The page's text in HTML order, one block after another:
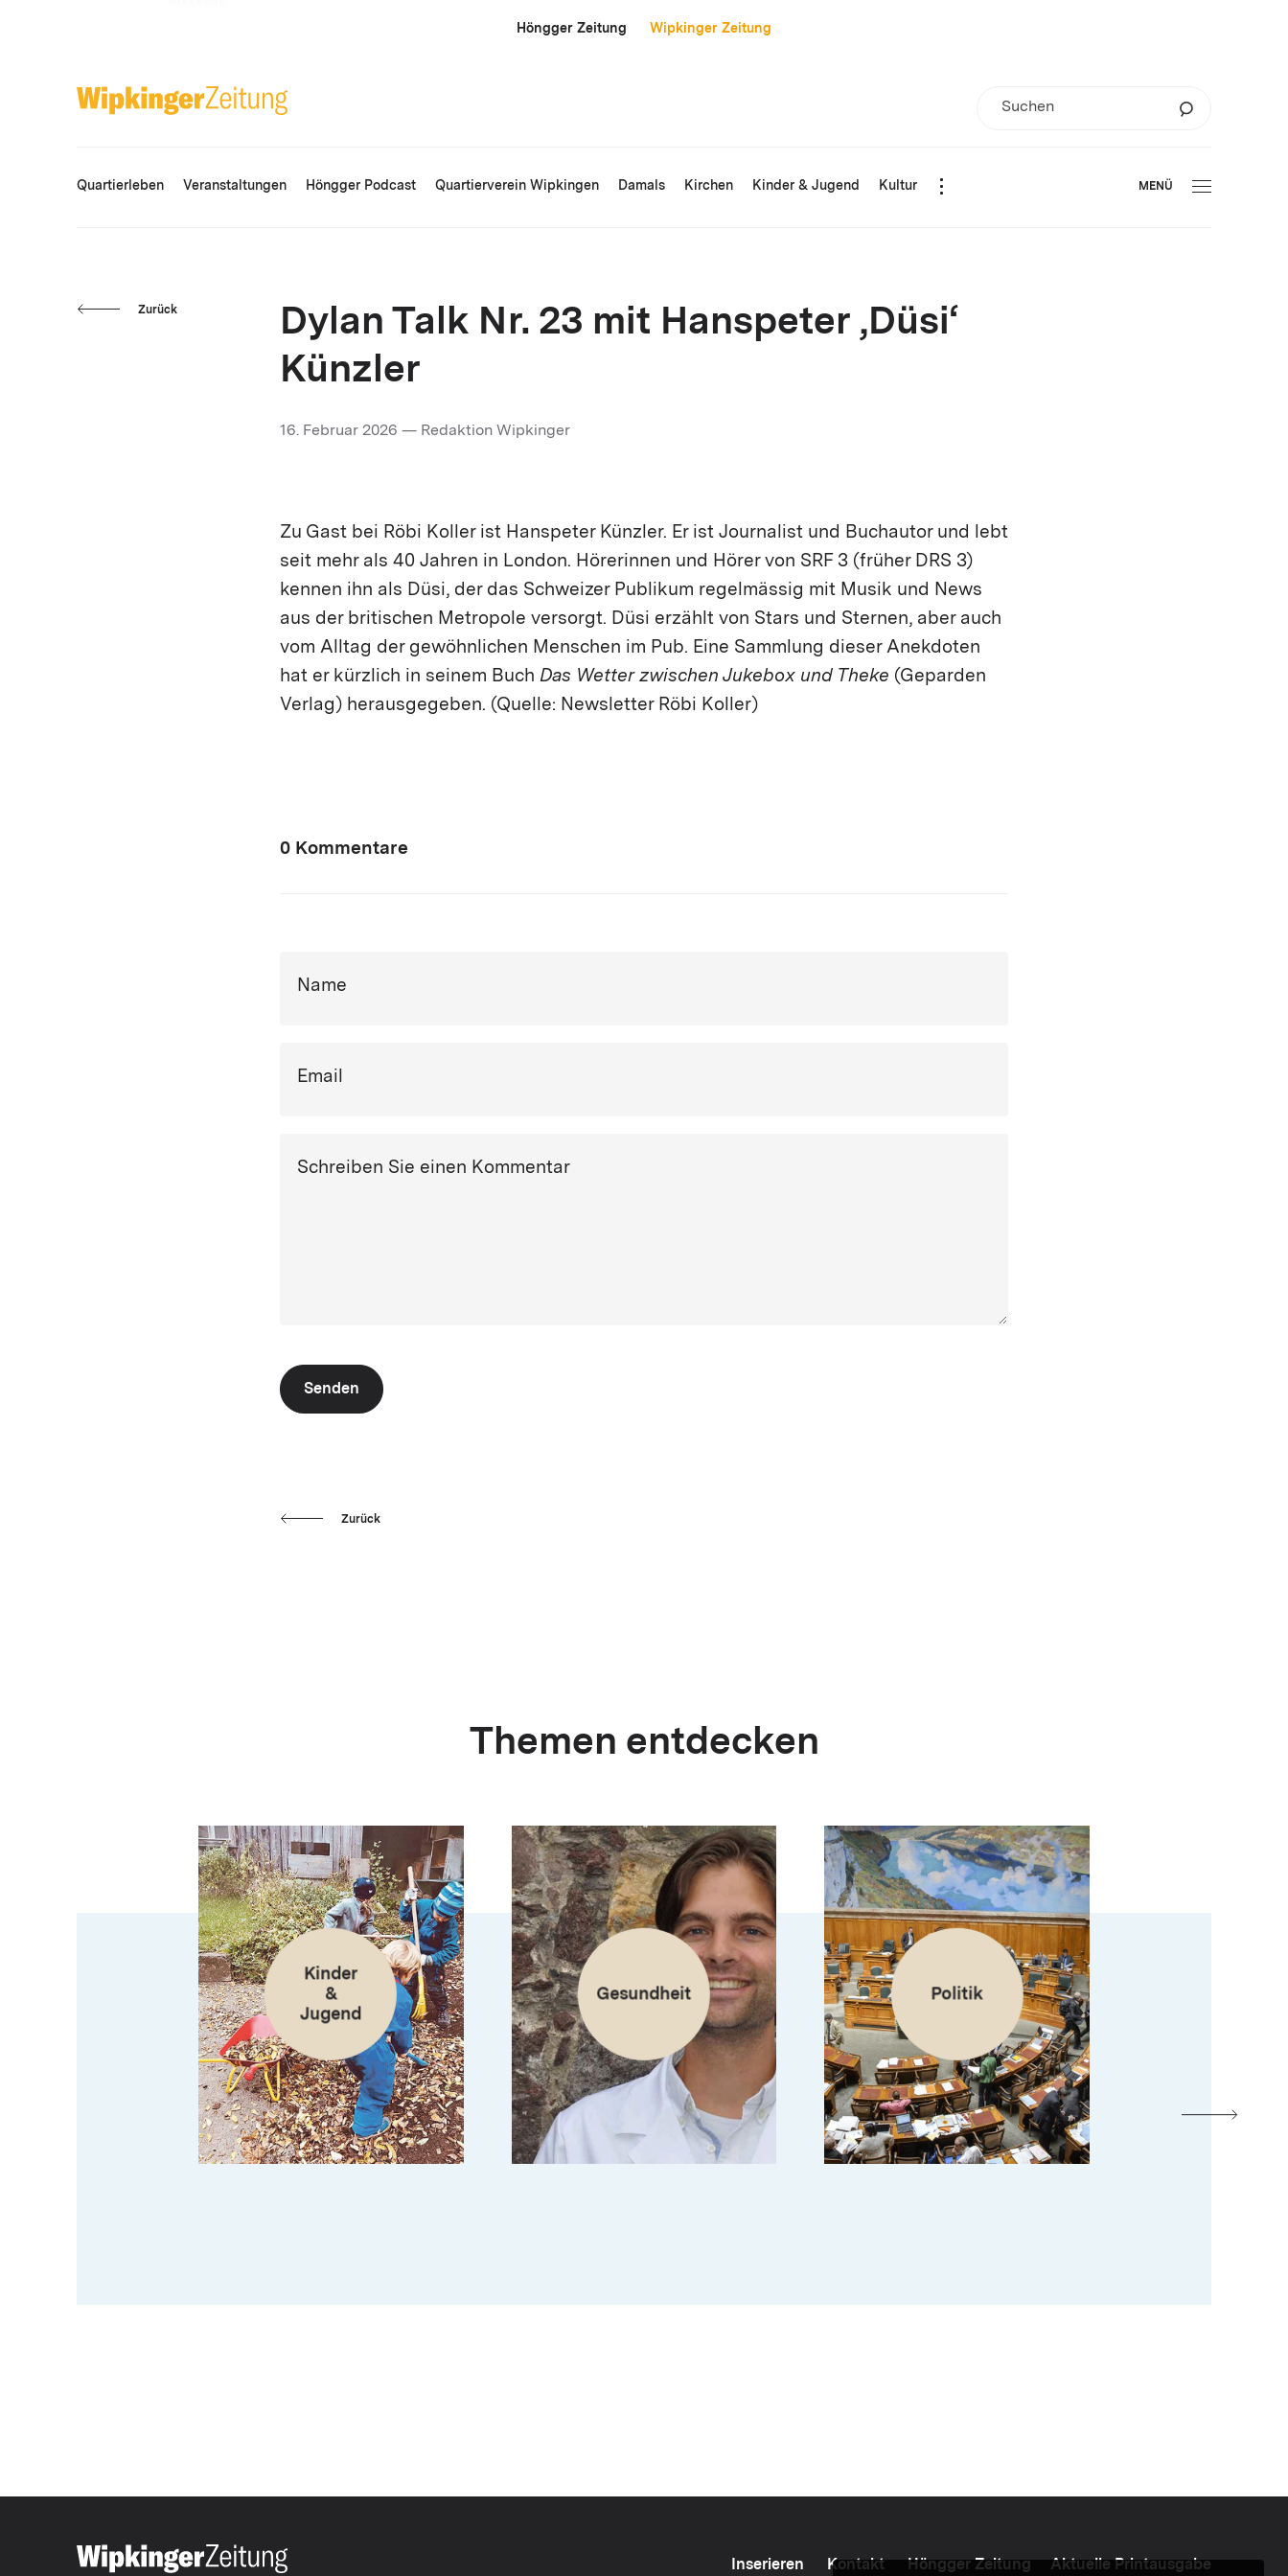
Höngger Zeitung Wipkinger Zeitung
Quartierleben Veranstaltungen Höngger Podcast Quartierverein Wipkingen Damals Kirchen Kinder & Jugend Kultur MENÜ
Zurück
Dylan Talk Nr. 23 mit Hanspeter ‚Düsi‘
Künzler
16. Februar 2026 — Redaktion Wipkinger
Zu Gast bei Röbi Koller ist Hanspeter Künzler. Er ist Journalist und Buchautor und lebt
seit mehr als 40 Jahren in London. Hörerinnen und Hörer von SRF 3 (früher DRS 3)
kennen ihn als Düsi, der das Schweizer Publikum regelmässig mit Musik und News
aus der britischen Metropole versorgt. Düsi erzählt von Stars und Sternen, aber auch
vom Alltag der gewöhnlichen Menschen im Pub. Eine Sammlung dieser Anekdoten
hat er kürzlich in seinem Buch Das Wetter zwischen Jukebox und Theke (Geparden
Verlag) herausgegeben. (Quelle: Newsletter Röbi Koller)
0 Kommentare
Name
Email
Schreiben Sie einen Kommentar
Senden
Zurück
Themen entdecken
Kinder
&
Jugend
Gesundheit Politik
Inserieren Kontakt Höngger Zeitung Aktuelle Printausgabe